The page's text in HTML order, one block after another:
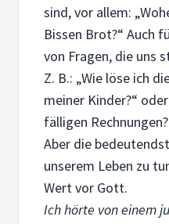
sind, vor allem:
Bissen Brot?“ Auch
von Fragen, die uns
Z. B.: „Wie löse ich
meiner Kinder?“
fälligen
Aber die
unserem Leben zu
Wert vor Gott.
Ich hörte von einem